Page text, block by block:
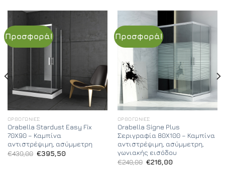
Προσφορά!
ΟΡΘΟΓΏΝΙΕΣ
Orabella Stardust Easy Fix
70X90 – Καμπίνα
αντιστρέψιμη, ασύμμετρη
€439,00 Original
€395,50Η
Προσφορά!
ΟΡΘΟΓΏΝΙΕΣ
Orabella Signe Plus
Σεριγραφία 80X100 – Καμπίνα
αντιστρέψιμη, ασύμμετρη,
γωνιακής εισόδου
€240,00 Original
€216,00Η